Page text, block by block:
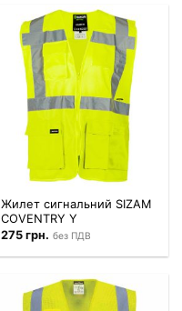
Жилет сигнальний SIZAM
COVENTRY Y
275грн. без ПДВ